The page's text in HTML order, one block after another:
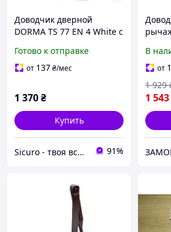
Доводчик дверной
DORMA TS 77 EN 4 White с
Готово к отправке
от 137₴/мес
1 370₴
Купить
Sicuro - твоя вселенная комфорта и безопасности 91%
В
от
1 543
1 929